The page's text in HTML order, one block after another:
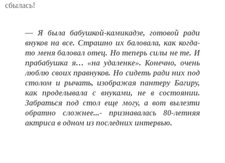
сбылась!
— Я была бабушкой-камикадзе, готовой ради
внуков на все. Страшно их баловала, как когда-
то меня баловал отец. Но теперь силы не те. И
прабабушка я… «на удаленке». Конечно, очень
люблю своих правнуков. Но сидеть ради них под
столом и рычать, изображая пантеру Багиру,
как проделывала с внуками, не в состоянии.
Забраться под стол еще могу, а вот вылезти
обратно сложнее...- признавалась 80-летняя
актриса в одном из последних интервью.